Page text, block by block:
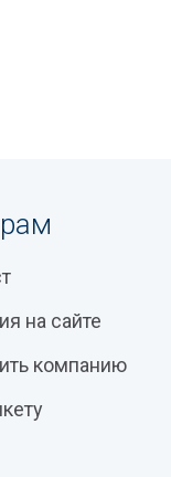
на сайте
компанию